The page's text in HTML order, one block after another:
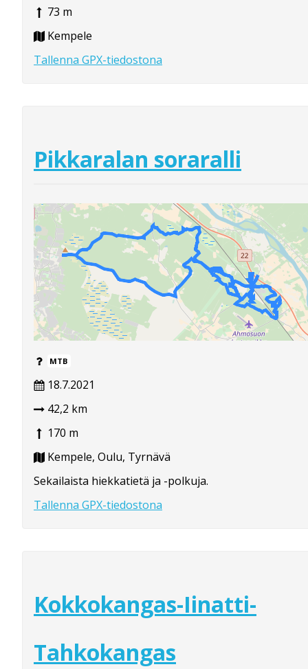
73 m
Kempele
Tallenna GPX-tiedostona
Pikkaralan soraralli
MTB
18.7.2021
42,2 km
170 m
Kempele, Oulu, Tyrnävä
Sekailaista hiekkatietä ja -polkuja.
Tallenna GPX-tiedostona
Kokkokangas-Iinatti-
Tahkokangas